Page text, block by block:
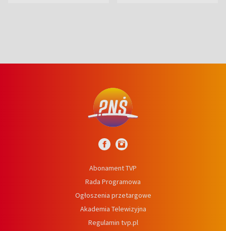
Abonament TVP
Rada Programowa
Ogłoszenia przetargowe
Akademia Telewizyjna
Regulamin tvp.pl